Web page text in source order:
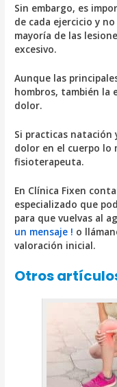
Sin embargo, es
de cada ejercicio y
mayoría de las
excesivo.
Aunque las
hombros, también la
dolor.
Si practicas
dolor en el cuerpo lo
fisioterapeuta.
En Clínica Fixen
especializado que
para que vuelvas al
un mensaje ! o
valoración inicial.
Otros